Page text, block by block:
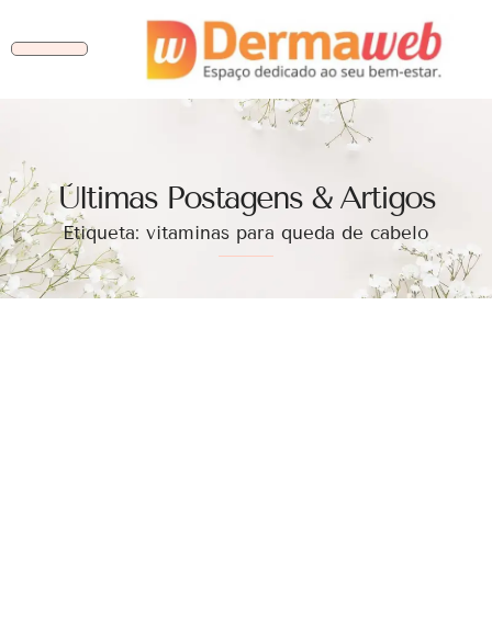
Ùltimas Postagens & Artigos
Etiqueta: vitaminas para queda de cabelo